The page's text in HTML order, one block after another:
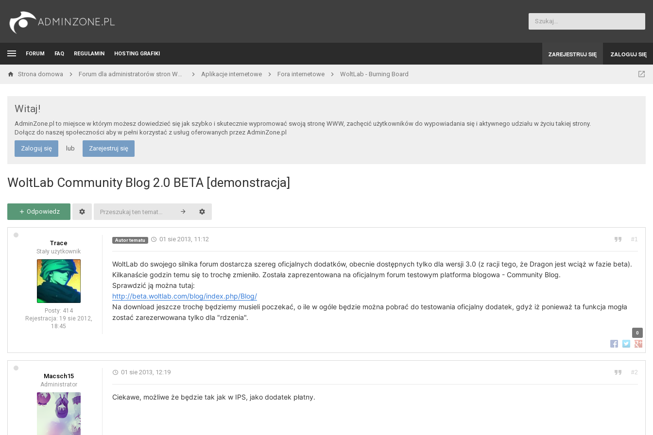
Szukaj…
FORUM FAQ REGULAMIN HOSTING GRAFIKI ZAREJESTRUJ SIĘ ZALOGUJ SIĘ
Strona domowa Forum dla administratorów stron WWW i developerów Aplikacje internetowe Fora internetowe WoltLab - Burning Board
Witaj!
AdminZone.pl to miejsce w którym możesz dowiedzieć się jak szybko i skutecznie wypromować swoją stronę WWW, zachęcić użytkowników do wypowiadania się i aktywnego udziału w życiu takiej strony.
Dołącz do naszej społeczności aby w pełni korzystać z usług oferowanych przez AdminZone.pl
Zaloguj się lub Zarejestruj się
WoltLab Community Blog 2.0 BETA [demonstracja]
Odpowiedz
Trace
Stały użytkownik
Posty: 414
Rejestracja: 19 sie 2012,
18:45
#1
Autor tematu 01 sie 2013, 11:12
WoltLab do swojego silnika forum dostarcza szereg oficjalnych dodatków, obecnie dostępnych tylko dla wersji 3.0 (z racji tego, że Dragon jest wciąż w fazie beta).
Kilkanaście godzin temu się to trochę zmieniło. Została zaprezentowana na oficjalnym forum testowym platforma blogowa - Community Blog.
Sprawdzić ją można tutaj:
http://beta.woltlab.com/blog/index.php/Blog/
Na download jeszcze trochę będziemy musieli poczekać, o ile w ogóle będzie można pobrać do testowania oficjalny dodatek, gdyż iż ponieważ ta funkcja mogła
zostać zarezerwowana tylko dla "rdzenia".
0
Udostępnij na
Macsch15
Administrator
#2
01 sie 2013, 12:19
Ciekawe, możliwe że będzie tak jak w IPS, jako dodatek płatny.